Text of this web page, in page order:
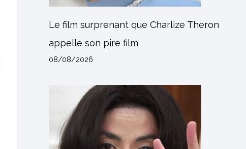
Le film surprenant que Charlize Theron
appelle son pire film
08/08/2026